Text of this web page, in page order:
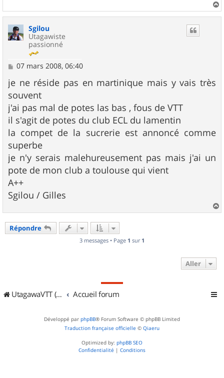
a
Sgilou
Utagawiste
passionné
M
s
s
a
g
e
07 mars 2008, 06:40
je ne réside pas en martinique mais y vais très
souvent
j'ai pas mal de potes las bas , fous de VTT
il s'agit de potes du club ECL du lamentin
la compet de la sucrerie est annoncé comme
superbe
je n'y serais malehureusement pas mais j'ai un
pote de mon club a toulouse qui vient
A++
Sgilou / Gilles
a
Répondre
3 messages • Page 1 sur 1
Aller
UtagawaVTT (Randos VTT et VTTAE avec traces GPS) Accueil forum
Développé par phpBB® Forum Software © phpBB Limited
Traduction française officielle © Qiaeru
Optimized by: phpBB SEO
Confidentialité | Conditions